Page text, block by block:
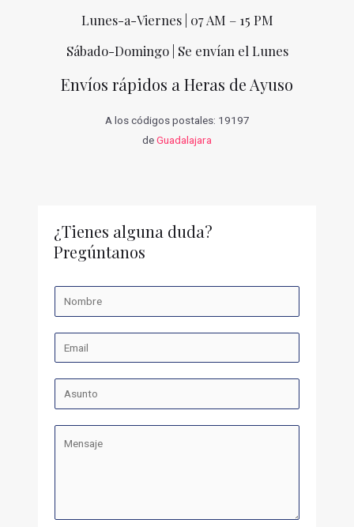
Lunes-a-Viernes | 07 AM – 15 PM
Sábado-Domingo | Se envían el Lunes
Envíos rápidos a Heras de Ayuso
A los códigos postales: 19197
deGuadalajara
¿Tienes alguna duda?
Pregúntanos